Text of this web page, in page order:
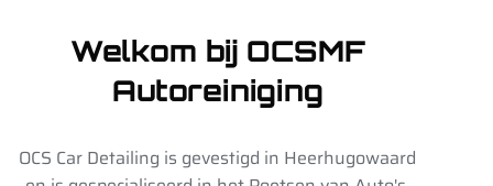
Welkom bij OCSMF
Autoreiniging
OCS Car Detailing is gevestigd in Heerhugowaard